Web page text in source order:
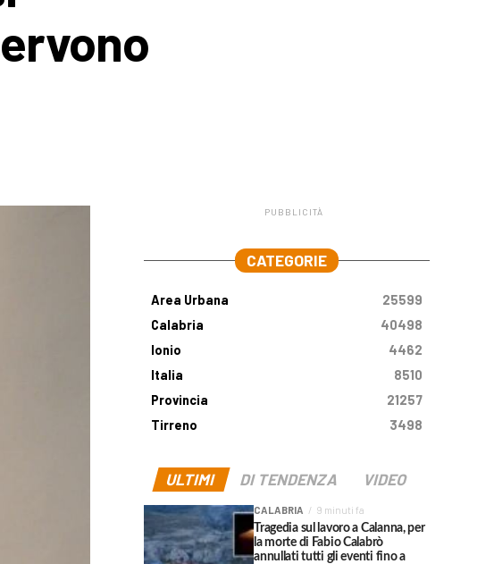
PUBBLICITÀ
CATEGORIE
Area Urbana
25599
Calabria
40498
Ionio
4462
Italia
8510
Provincia
21257
Tirreno
3498
ULTIMI DI TENDENZA VIDEO
CALABRIA 9 minuti fa
Tragedia sul lavoro a Calanna, per
la morte di Fabio Calabrò
annullati tutti gli eventi fino a